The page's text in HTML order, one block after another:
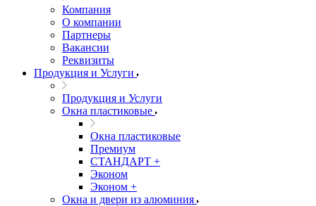
Компания
О компании
Партнеры
Вакансии
Реквизиты
Продукция и Услуги
Продукция и Услуги
Окна пластиковые
Окна пластиковые
Премиум
СТАНДАРТ +
Эконом
Эконом +
Окна и двери из алюминия